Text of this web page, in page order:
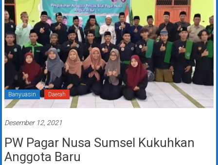
Banyuasin Daerah
Desember 12, 2021
PW Pagar Nusa Sumsel Kukuhkan
Anggota Baru